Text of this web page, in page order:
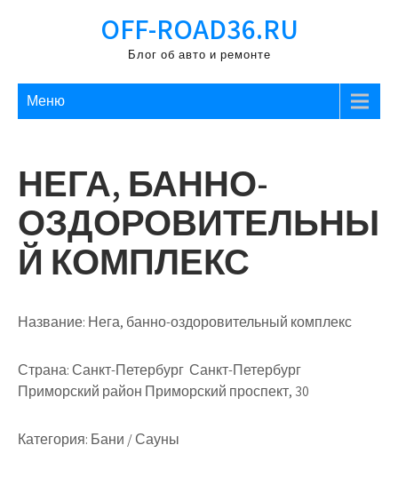
OFF-ROAD36.RU
Блог об авто и ремонте
Меню
НЕГА, БАННО-
ОЗДОРОВИТЕЛЬНЫ
Й КОМПЛЕКС
Название: Нега, банно-оздоровительный комплекс
Страна:Санкт-Петербург Санкт-Петербург
Приморский район Приморский проспект, 30
Категория: Бани / Сауны